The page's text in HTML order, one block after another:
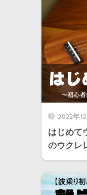
2022年
はじめて
のウクレ